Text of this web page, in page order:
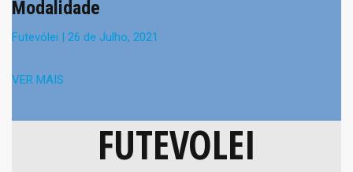
Modalidade
Futevólei | 26 de Julho, 2021
VER MAIS
FUTEVOLEI